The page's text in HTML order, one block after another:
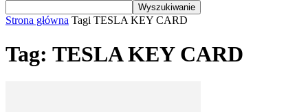
Strona główna Tagi TESLA KEY CARD
Tag: TESLA KEY CARD